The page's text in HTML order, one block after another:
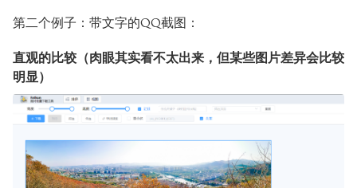
第二个例子：带文字的QQ截图：
直观的比较（肉眼其实看不太出来，但某些图片差异会比较
明显）